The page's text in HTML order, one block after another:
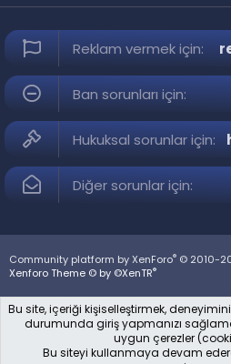
Reklam vermek için:
Ban sorunları için:
Hukuksal sorunlar için:
Diğer sorunlar için:
Community platform by XenForo® © 2010-
Xenforo Theme © by ©XenTR®
Bu site, içeriği kişiselleştirmek,
durumunda giriş yapmanızı
uygun çerezler
Bu siteyi kullanmaya devam